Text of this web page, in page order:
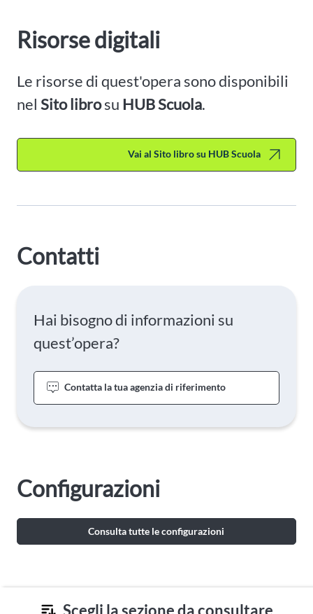
Scegli la sezione da consultare
Risorse digitali
Le risorse di quest'opera sono disponibili
nel Sito librosu HUB Scuola.
Vai al Sito libro su HUB Scuola
Contatti
Hai bisogno di informazioni su
quest’opera?
Contatta la tua agenzia di riferimento
Configurazioni
Consulta tutte le configurazioni